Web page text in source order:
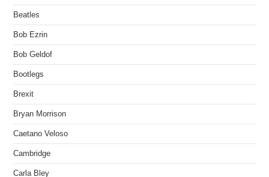
Beatles
Bob Ezrin
Bob Geldof
Bootlegs
Brexit
Bryan Morrison
Caetano Veloso
Cambridge
Carla Bley